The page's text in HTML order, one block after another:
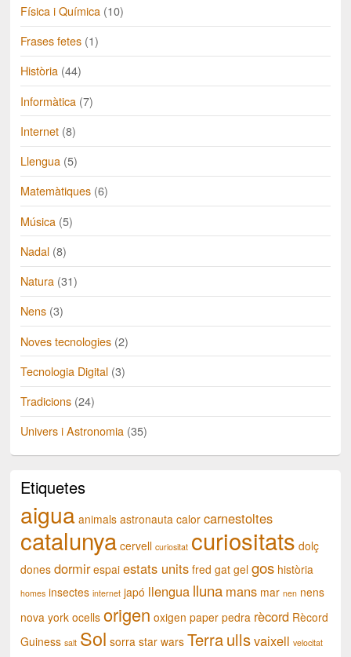
Física i Química (10)
Frases fetes (1)
Història (44)
Informàtica (7)
Internet (8)
Llengua (5)
Matemàtiques (6)
Música (5)
Nadal (8)
Natura (31)
Nens (3)
Noves tecnologies (2)
Tecnologia Digital (3)
Tradicions (24)
Univers i Astronomia (35)
Etiquetes
aigua animals astronauta calor carnestoltes
catalunya cervell curiositat curiositats dolç
dones dormir espai estats units fred gat gel gos història
homes insectes internet japó llengua lluna mans mar nen nens
nova york ocells origen oxigen paper pedra rècord Rècord
Guiness salt Sol sorra star wars Terraullsvaixell velocitat